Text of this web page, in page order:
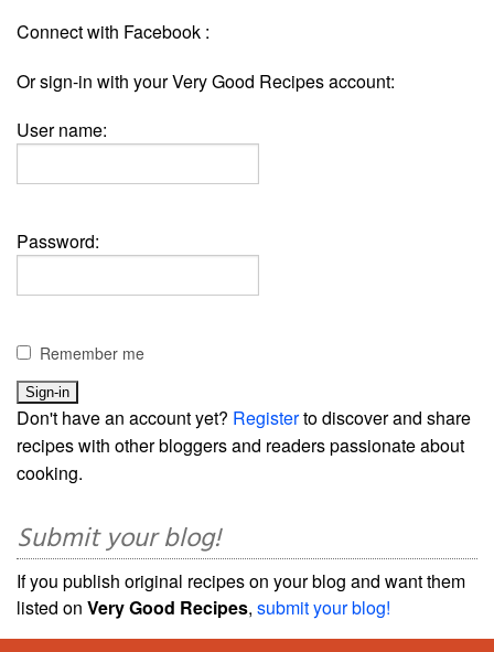
Connect with Facebook :
Or sign-in with your Very Good Recipes account:
User name:
Password:
Remember me
Don't have an account yet? Registerto discover and share
recipes with other bloggers and readers passionate about
cooking.
Submit your blog!
If you publish original recipes on your blog and want them
listed on Very Good Recipes, submit your blog!